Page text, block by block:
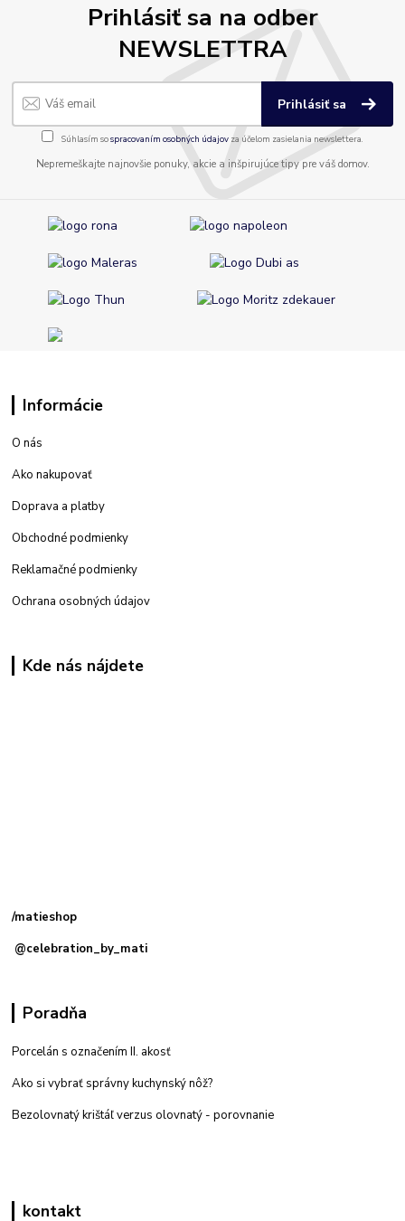
Prihlásiť sa na odber
NEWSLETTRA
Prihlásiť sa
Súhlasím sospracovaním osobných údajov za účelom zasielania newslettera.
Nepremeškajte najnovšie ponuky, akcie a inšpirujúce tipy pre váš domov.
Informácie
O nás
Ako nakupovať
Doprava a platby
Obchodné podmienky
Reklamačné podmienky
Ochrana osobných údajov
Kde nás nájdete
/matieshop
@celebration_by_mati
Poradňa
Porcelán s označením II. akosť
Ako si vybrať správny kuchynský nôž?
Bezolovnatý krištáľ verzus olovnatý - porovnanie
kontakt